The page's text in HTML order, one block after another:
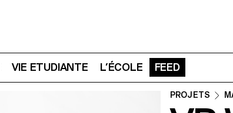
VIE ETUDIANTE L’ÉCOLE FEED
PROJETS